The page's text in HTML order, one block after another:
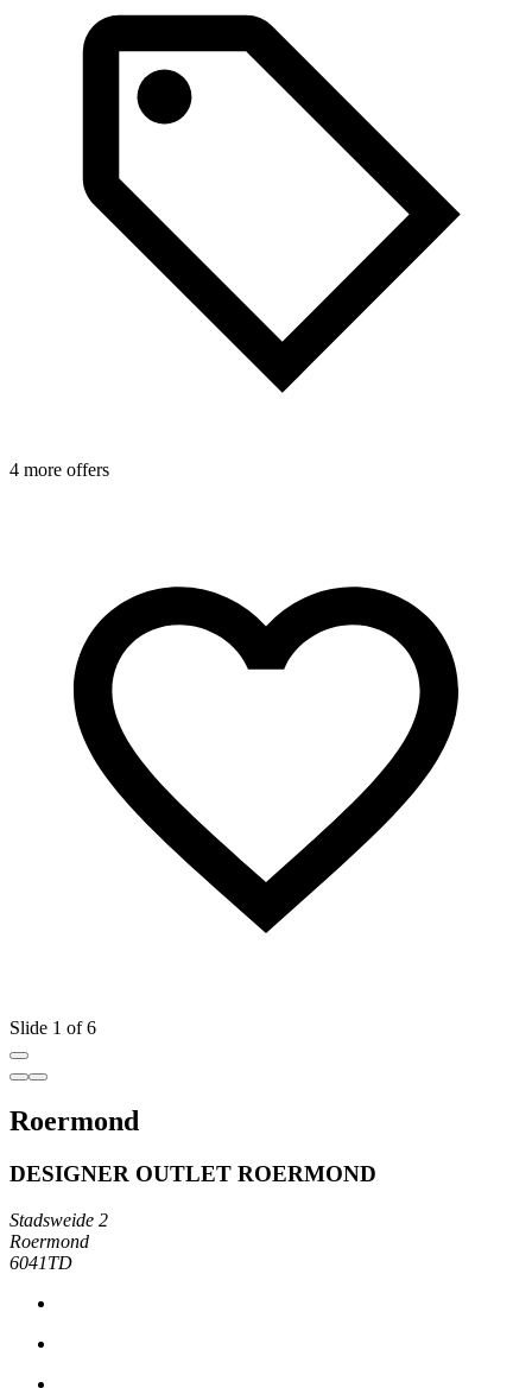
4 more offers
Slide 1 of 6
Roermond
DESIGNER OUTLET ROERMOND
Stadsweide 2
Roermond
6041TD